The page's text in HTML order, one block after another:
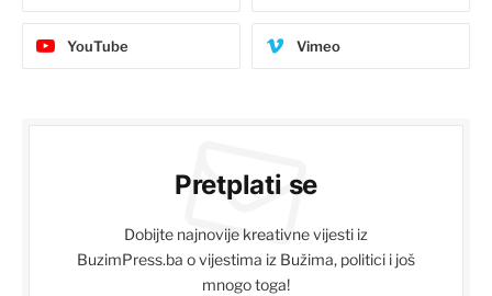
YouTube Vimeo
Pretplati se
Dobijte najnovije kreativne vijesti iz
BuzimPress.ba o vijestima iz Bužima, politici i još
mnogo toga!